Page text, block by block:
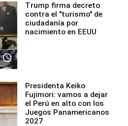
access_time
Trump firma decreto
contra el "turismo" de
ciudadanía por
nacimiento en EEUU
Presidenta Keiko
Fujimori: vamos a dejar
el Perú en alto con los
Juegos Panamericanos
2027